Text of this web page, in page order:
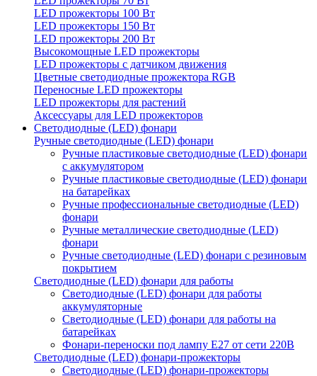
LED прожекторы 100 Вт
LED прожекторы 150 Вт
LED прожекторы 200 Вт
Высокомощные LED прожекторы
LED прожекторы с датчиком движения
Цветные светодиодные прожектора RGB
Переносные LED прожекторы
LED прожекторы для растений
Аксессуары для LED прожекторов
Светодиодные (LED) фонари
Ручные светодиодные (LED) фонари
Ручные пластиковые светодиодные (LED) фонари
с аккумулятором
Ручные пластиковые светодиодные (LED) фонари
на батарейках
Ручные профессиональные светодиодные (LED)
фонари
Ручные металлические светодиодные (LED)
фонари
Ручные светодиодные (LED) фонари с резиновым
покрытием
Светодиодные (LED) фонари для работы
Светодиодные (LED) фонари для работы
аккумуляторные
Светодиодные (LED) фонари для работы на
батарейках
Фонари-переноски под лампу E27 от сети 220В
Светодиодные (LED) фонари-прожекторы
Светодиодные (LED) фонари-прожекторы